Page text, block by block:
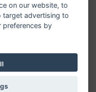
vyhrazena serveru
vyhrazuje si právo
on our website, to
advertising to
preferences by